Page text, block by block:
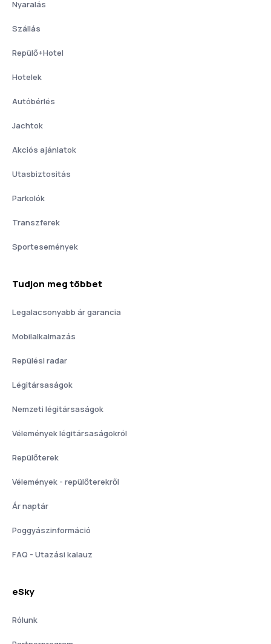
Nyaralás
Szállás
Repülő+Hotel
Hotelek
Autóbérlés
Jachtok
Akciós ajánlatok
Utasbiztositás
Parkolók
Transzferek
Sportesemények
Tudjon meg többet
Legalacsonyabb ár garancia
Mobilalkalmazás
Repülési radar
Légitársaságok
Nemzeti légitársaságok
Vélemények légitársaságokról
Repülőterek
Vélemények - repülőterekről
Ár naptár
Poggyászinformáció
FAQ - Utazási kalauz
eSky
Rólunk